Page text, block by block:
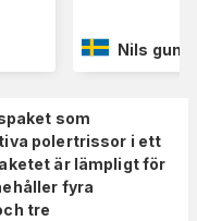
Nils
som
polertrissor i ett
är lämpligt för
fyra
tre